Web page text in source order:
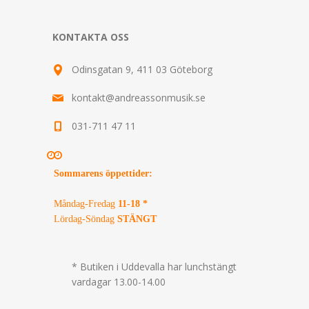
KONTAKTA OSS
Odinsgatan 9, 411 03 Göteborg
kontakt@andreassonmusik.se
031-711 47 11
Sommarens öppettider:
Måndag-Fredag 11-18 *
Lördag-Söndag STÄNGT
* Butiken i Uddevalla har lunchstängt
vardagar 13.00-14.00